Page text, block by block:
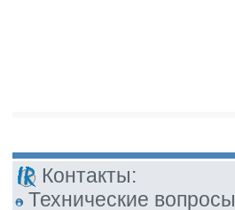
Контакты:
Технические вопросы